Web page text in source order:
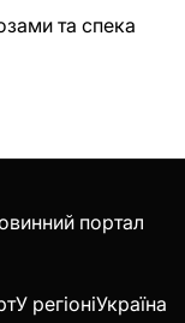
та спека
портал
У регіоніУкраїна